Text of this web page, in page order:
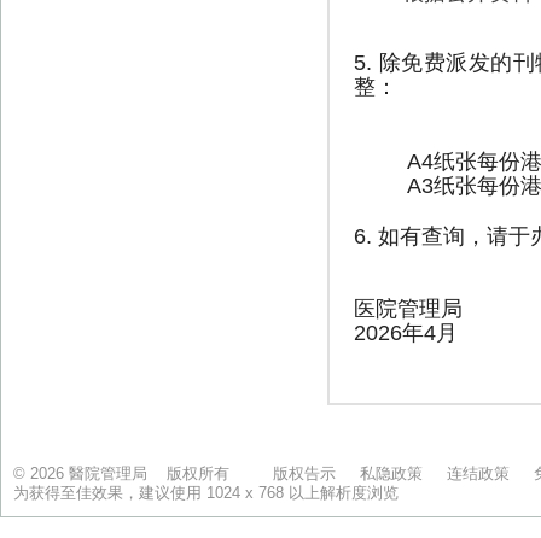
© 2026 醫院管理局 版权所有 版权告示 私隐政策 连结政策
为获得至佳效果，建议使用 1024 x 768 以上解析度浏览